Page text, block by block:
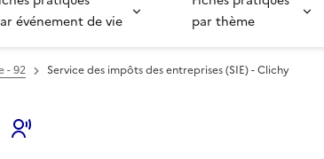
événement de vie
par thème
- 92 Service des impôts des entreprises (SIE) - Clichy